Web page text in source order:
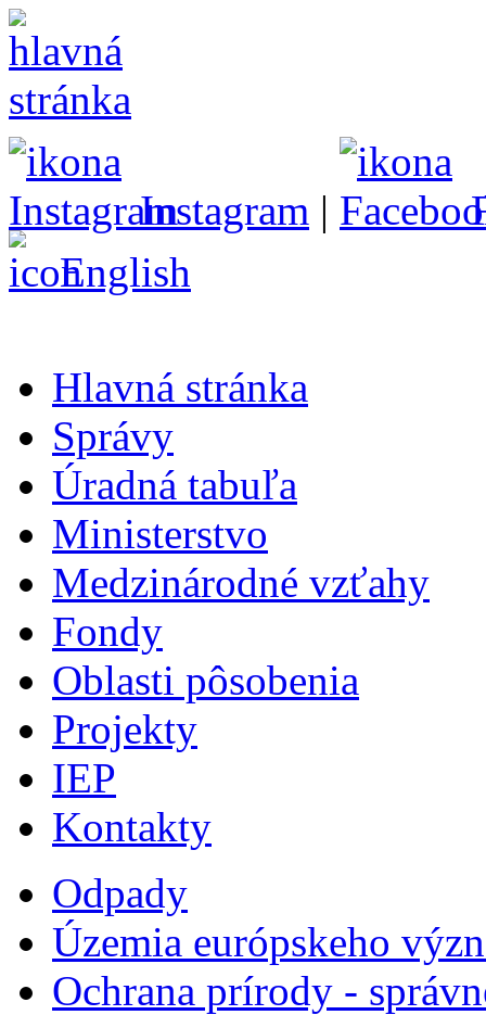
Instagram |
English
Hlavná stránka
Správy
Úradná tabuľa
Ministerstvo
Medzinárodné vzťahy
Fondy
Oblasti pôsobenia
Projekty
IEP
Kontakty
Odpady
Územia európskeho
Ochrana prírody -